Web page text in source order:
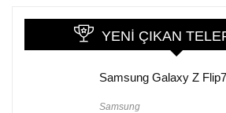
YENI ÇIKAN
Samsung Galaxy Z Flip7
Samsung